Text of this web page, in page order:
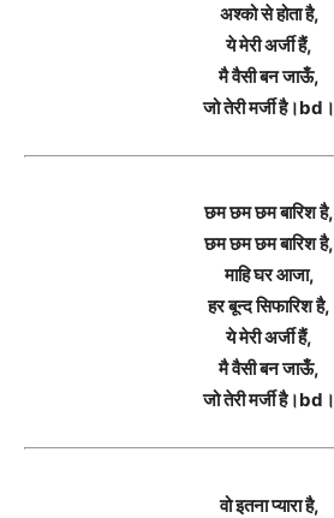
अश्को से होता है,
ये मेरी अर्जी हैं,
मै वैसी बन जाऊँ,
जो तेरी मर्जी है।bd।
छम छम छम बारिश है,
छम छम छम बारिश है,
माहि घर आजा,
हर बून्द सिफारिश है,
ये मेरी अर्जी हैं,
मै वैसी बन जाऊँ,
जो तेरी मर्जी है।bd।
वो इतना प्यारा है,